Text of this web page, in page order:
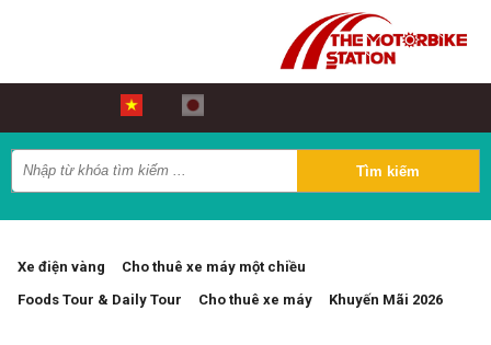
Xe điện vàng
Cho thuê xe máy một chiều
Foods Tour & Daily Tour
Cho thuê xe máy Khuyến Mãi 2026